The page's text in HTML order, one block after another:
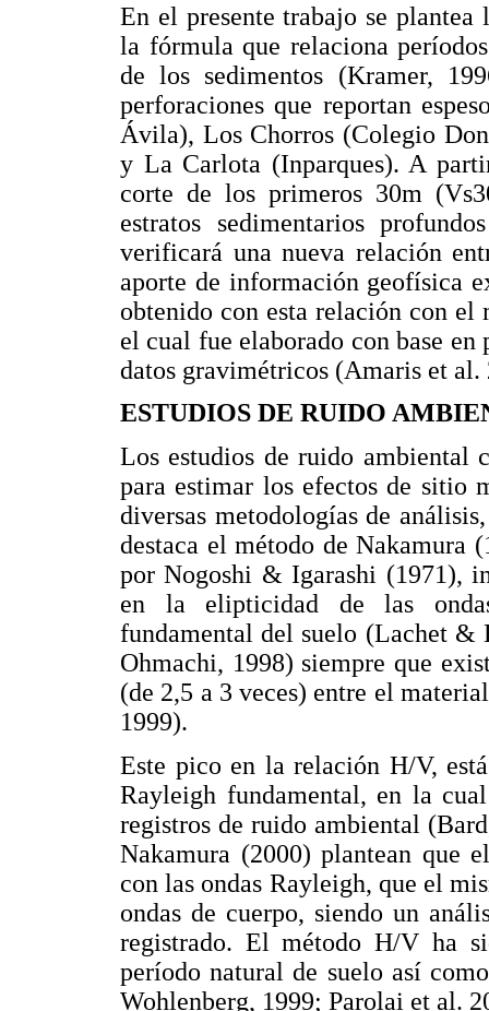
En el presente trabajo se
la fórmula que relaciona
de los sedimentos (Kramer,
perforaciones que reportan
Ávila), Los Chorros (Colegio
y La Carlota (Inparques). A
corte de los primeros 30m
estratos sedimentarios
verificará una nueva relación
aporte de información geofísica
obtenido con esta relación con el
el cual fue elaborado con base
datos gravimétricos (Amaris et al.
ESTUDIOS DE RUIDO
Los estudios de ruido ambiental
para estimar los efectos de sitio
diversas metodologías de
destaca el método de Nakamura
por Nogoshi & Igarashi (1971),
en la elipticidad de las
fundamental del suelo (Lachet
Ohmachi, 1998) siempre que
(de 2,5 a 3 veces) entre el
1999).
Este pico en la relación H/V,
Rayleigh fundamental, en la
registros de ruido ambiental
Nakamura (2000) plantean que
con las ondas Rayleigh, que el
ondas de cuerpo, siendo un
registrado. El método H/V ha
período natural de suelo así
Wohlenberg, 1999; Parolai et al.